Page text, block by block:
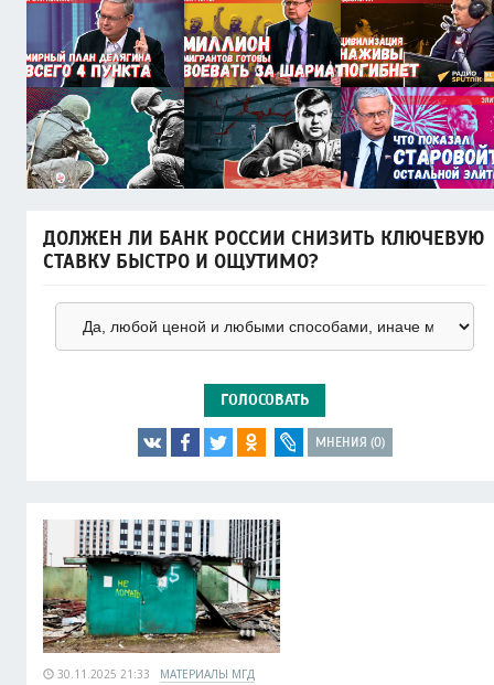
ДОЛЖЕН ЛИ БАНК РОССИИ СНИЗИТЬ КЛЮЧЕВУЮ
СТАВКУ БЫСТРО И ОЩУТИМО?
ГОЛОСОВАТЬ
МНЕНИЯ (0)
30.11.2025 21:33 МАТЕРИАЛЫ МГД